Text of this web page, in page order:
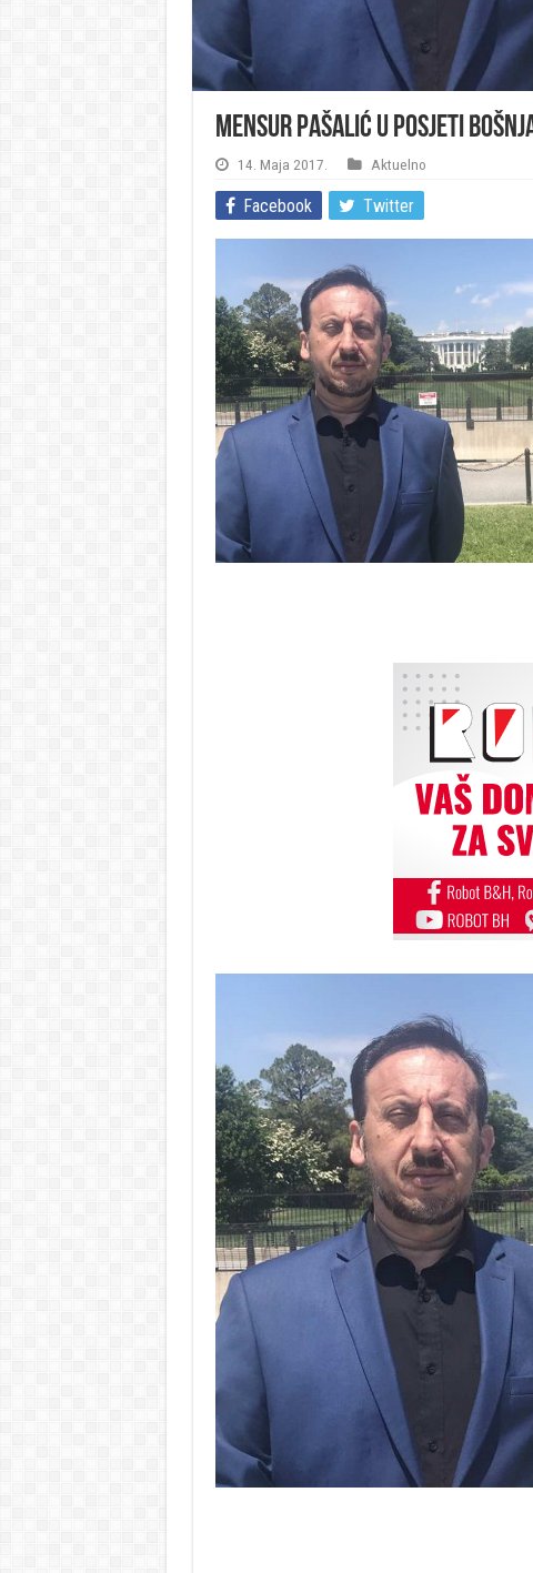
Mensur Pašalić u posjeti
14. Maja 2017. Aktuelno
Facebook Twitter